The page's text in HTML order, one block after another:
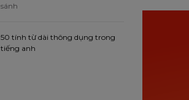
sánh
50 tính từ dài thông dụng trong
tiếng anh